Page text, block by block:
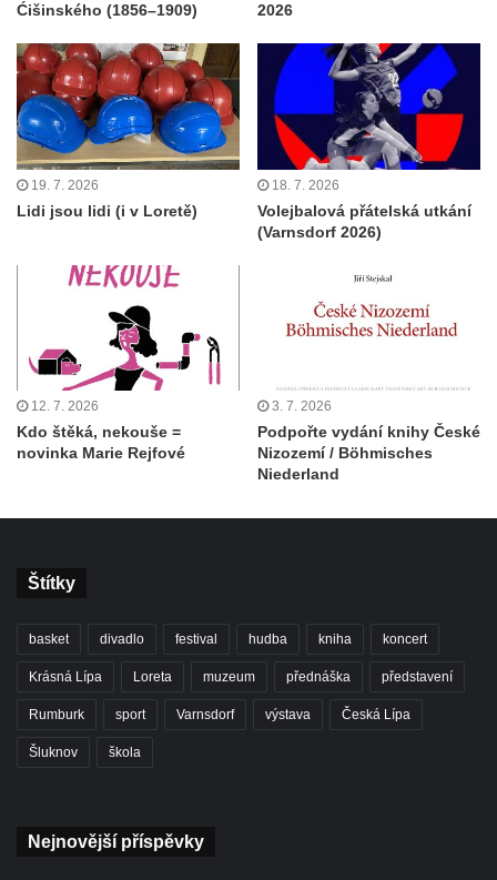
Ćišinského (1856–1909)
2026
19. 7. 2026
Lidi jsou lidi (i v Loretě)
18. 7. 2026
Volejbalová přátelská utkání
(Varnsdorf 2026)
12. 7. 2026
Kdo štěká, nekouše =
novinka Marie Rejfové
3. 7. 2026
Podpořte vydání knihy České
Nizozemí / Böhmisches
Niederland
Štítky
basket divadlo festival hudba kniha koncert
Krásná Lípa Loreta muzeum přednáška představení
Rumburk sport Varnsdorf výstava Česká Lípa
Šluknov škola
Nejnovější příspěvky